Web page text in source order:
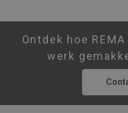
Ontdek hoe
werk